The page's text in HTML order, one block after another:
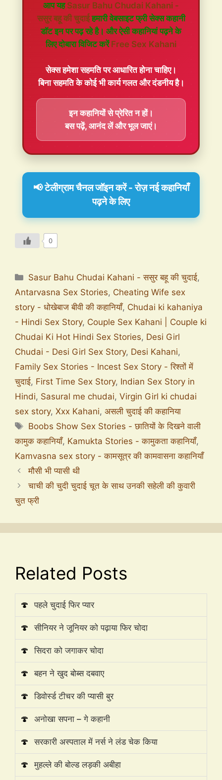
आप यहSasur Bahu Chudai Kahani -
ससुर बहू की चुदाईहमारी वेबसाइट फ्री सेक्स कहानी
डॉट इन पर पढ़ रहे है। और ऐसी कहानियां पढ़ने के
लिए दोबारा विजिट करेंFree Sex Kahani
सेक्स हमेशासहमतिपर आधारित होना चाहिए।
बिना सहमति के कोई भी कार्य गलत और दंडनीय है।
इन कहानियों से प्रेरित न हों।
बस पढ़ें, आनंद लें और भूल जाएं।
📢 टेलीग्राम चैनल जॉइन करें - रोज़ नई कहानियाँ
पढ़ने के लिए
0
Sasur Bahu Chudai Kahani - ससुर बहू की चुदाई,
Antarvasna Sex Stories, Cheating Wife sex
story - धोखेबाज बीवी की कहानियाँ, Chudai ki kahaniya
- Hindi Sex Story, Couple Sex Kahani | Couple ki
Chudai Ki Hot Hindi Sex Stories, Desi Girl
Chudai - Desi Girl Sex Story, Desi Kahani,
Family Sex Stories - Incest Sex Story - रिश्तों में
चुदाई, First Time Sex Story, Indian Sex Story in
Hindi, Sasural me chudai, Virgin Girl ki chudai
sex story, Xxx Kahani, असली चुदाई की कहानिया
Boobs Show Sex Stories - छातियों के दिखने वाली
कामुक कहानियाँ, Kamukta Stories - कामुकता कहानियाँ,
Kamvasna sex story - कामसूत्र की कामवासना कहानियाँ
मौसी भी प्यासी थी
चाची की चुदी चुदाई चूत के साथ उनकी सहेली की कुवारी
चुत फ्री
Related Posts
🍄 पहले चुदाई फिर प्यार
🍄 सीनियर ने जूनियर को पढ़ाया फिर चोदा
🍄 सिदरा को जगाकर चोदा
🍄 बहन ने खुद बोब्स दबवाए
🍄 डिवोर्स्ड टीचर की प्यासी बुर
🍄 अनोखा सपना – गे कहानी
🍄 सरकारी अस्पताल में नर्स ने लंड चेक किया
🍄 मुहल्ले की बोल्ड लड़की अबीहा